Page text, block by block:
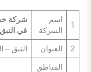
1
اسم
الشركة
شركة
في النبق
2 العنوان النبق –
المناطق